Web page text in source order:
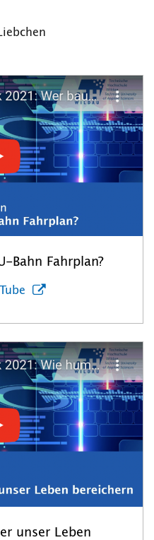
Bahn Fahrplan?
unser Leben